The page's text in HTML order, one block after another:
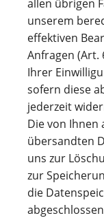
allen übrigen
unserem
effektiven
Anfragen (Art.
Ihrer
sofern diese
jederzeit
Die von Ihnen
übersandten
uns zur
zur
die